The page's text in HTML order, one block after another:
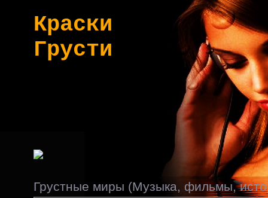
Краски
Грусти
Грустные миры (Музыка, фильмы,